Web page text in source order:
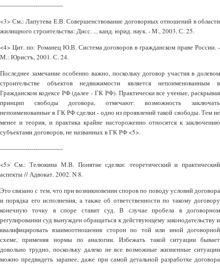
--------------------------------
<3> См.: Лапутева Е.В. Совершенствование договорных отношений в области
жилищного строительства: Дисс. ... канд. юрид. наук. - М., 2003. С. 25.
<4> Цит. по: Романец Ю.В. Система договоров в гражданском праве России. -
М.: Юристъ, 2001. С. 24.
Последнее замечание особенно важно, поскольку договор участия в долевом
строительстве объектов недвижимости является непоименованным в
Гражданском кодексе РФ (далее - ГК РФ). Практически все ученые, раскрывая
принцип свободы договора, отмечают: возможность заключать
непоименованные в ГК РФ сделки - одно из проявлений такой свободы. Тем не
менее и теория, и практика крайне настороженно относятся к заключению
субъектами договоров, не названных в ГК РФ <5>.
--------------------------------
<5> См.: Телюкина М.В. Понятие сделки: теоретический и практический
аспекты // Адвокат. 2002. N 8.
Это связано с тем, что при возникновении споров по поводу условий договора
и порядка его исполнения, а также об ответственности по такому договору
конечную точку в споре ставит суд. В случае пробела в договорном
регулировании суд вынужден обращаться к действующему законодательству и
квалифицировать взаимоотношения сторон по той или иной договорной
схеме, применяя нормы по аналогии. Избежать такой ситуации бывает
довольно трудно, поскольку далеко не все возможные жизненные ситуации
можно предвидеть заранее, даже при самой детальной разработке договора